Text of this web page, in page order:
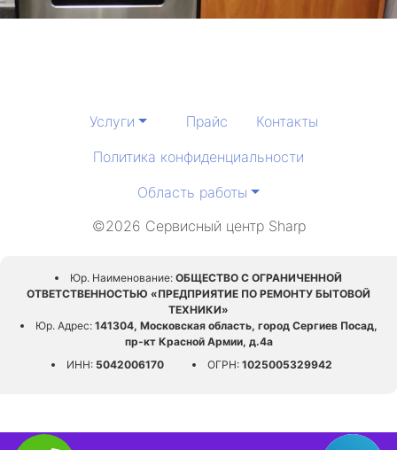
Услуги Прайс
Контакты
Политика конфиденциальности
Область работы
©2026 Сервисный центр Sharp
Юр. Наименование: ОБЩЕСТВО С ОГРАНИЧЕННОЙ
ОТВЕТСТВЕННОСТЬЮ «ПРЕДПРИЯТИЕ ПО РЕМОНТУ БЫТОВОЙ
ТЕХНИКИ»
Юр. Адрес:141304, Московская область, город Сергиев Посад,
пр-кт Красной Армии, д.4а
ИНН:5042006170 ОГРН:1025005329942